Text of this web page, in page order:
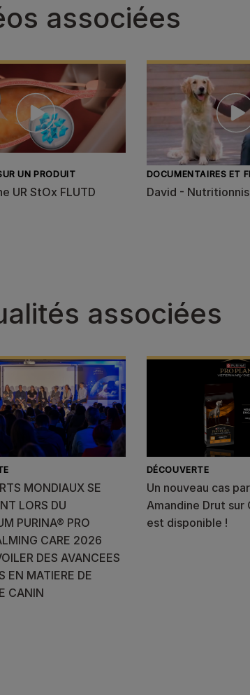
associées
UN PRODUIT
UR StOx FLUTD
DOCUMENTAIRES ET
David -
associées
MONDIAUX SE
LORS DU
PURINA® PRO
CARE 2026
DES AVANCEES
EN MATIERE DE
CANIN
DÉCOUVERTE
Un nouveau cas
Amandine Drut sur
est disponible !